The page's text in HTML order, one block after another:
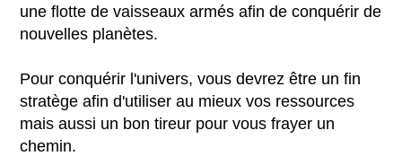
une flotte de vaisseaux armés afin de conquérir de
nouvelles planètes.
Pour conquérir l'univers, vous devrez être un fin
stratège afin d'utiliser au mieux vos ressources
mais aussi un bon tireur pour vous frayer un
chemin.